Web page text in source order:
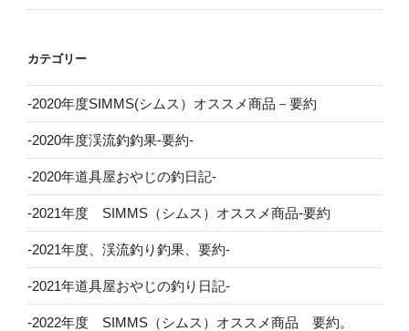
カテゴリー
-2020年度SIMMS(シムス）オススメ商品－要約
-2020年度渓流釣釣果-要約-
-2020年道具屋おやじの釣日記-
-2021年度 SIMMS（シムス）オススメ商品-要約
-2021年度、渓流釣り釣果、要約-
-2021年道具屋おやじの釣り日記-
-2022年度 SIMMS（シムス）オススメ商品 要約。